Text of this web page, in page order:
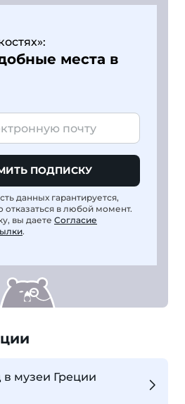
места в
ПОДПИСКУ
данных гарантируется,
в любой момент.
вы даете Согласие
.
музеи Греции